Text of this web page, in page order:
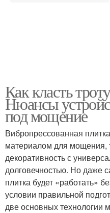
Как класть
Нюансы
под мощение
Вибропрессованная
материалом для мощения,
декоративность с
долговечностью. Но даже
плитка будет «работать»
условии правильной
две основных технологии